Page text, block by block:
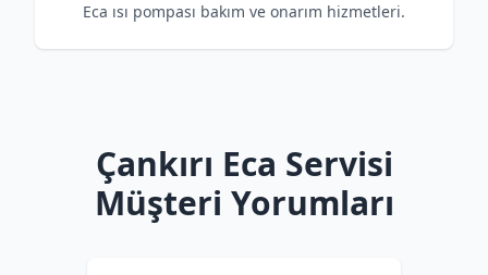
Eca ısı pompası bakım ve onarım hizmetleri.
Çankırı Eca Servisi
Müşteri Yorumları